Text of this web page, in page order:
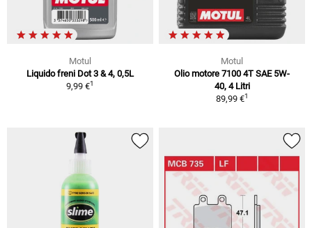
Motul
Liquido freni Dot 3 & 4, 0,5L
9,99 €1
Motul
Olio motore 7100 4T SAE 5W-
40, 4 Litri
89,99 €1